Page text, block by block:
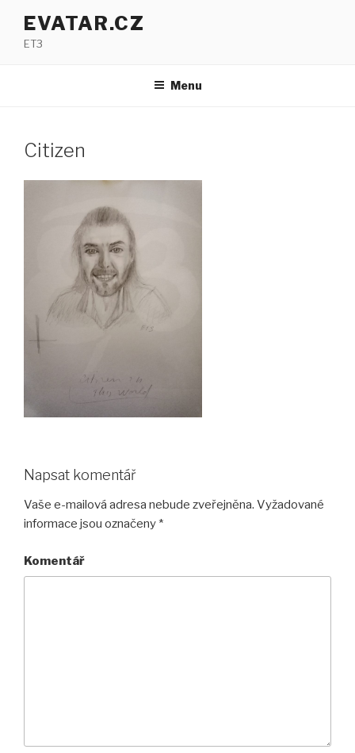
obsahu
EVATAR.CZ
ET3
Menu
Citizen
Napsat komentář
Vaše e-mailová adresa nebude zveřejněna. Vyžadované
informace jsou označeny *
Komentář